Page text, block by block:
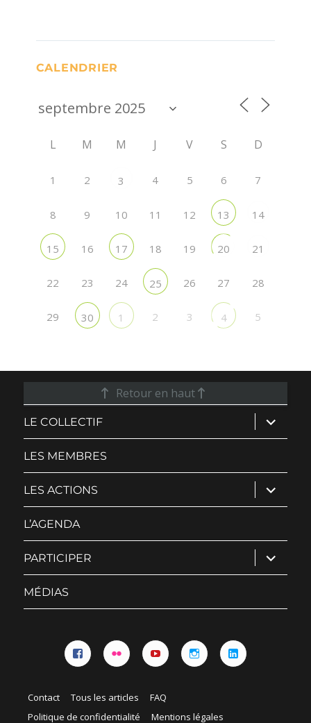
CALENDRIER
L M M J V S D
1 2 3 4 5 6 7
8 9 10 11 12 13 14
15 16 17 18 19 20 21
22 23 24 25 26 27 28
29 30 1 2 3 4 5
Retour en haut
LE COLLECTIF ouvrir
le
sous-
LES MEMBRES
LES ACTIONS ouvrir
le
sous-
L’AGENDA
PARTICIPER ouvrir
le
sous-
MÉDIAS
Contact Tous les articles
FAQ
Politique de confidentialité
Mentions légales